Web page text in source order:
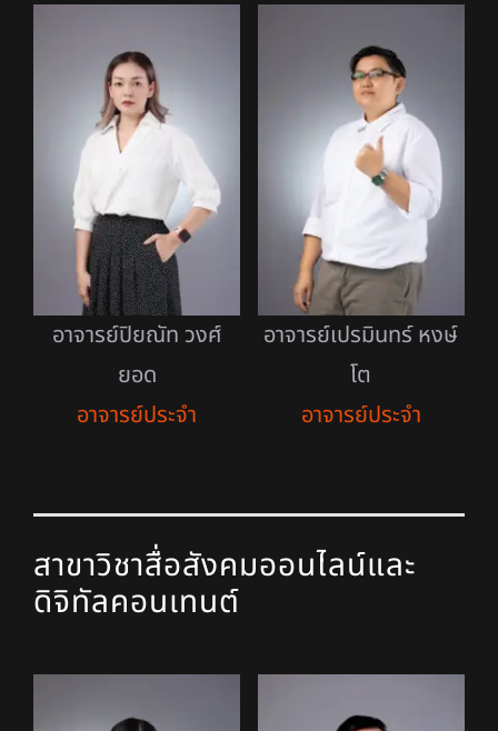
อาจารย์ปิยณัท วงศ์
ยอด
อาจารย์ประจำ
อาจารย์เปรมินทร์ หงษ์
โต
อาจารย์ประจำ
สาขาวิชาสื่อสังคมออนไลน์และ
ดิจิทัลคอนเทนต์